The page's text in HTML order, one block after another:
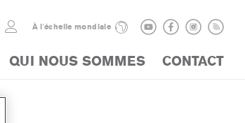
À l'échelle mondiale
QUI NOUS SOMMES CONTACT